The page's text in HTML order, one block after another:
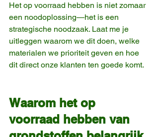
Het op voorraad hebben is niet zomaar
een noodoplossing—het is een
strategische noodzaak. Laat me je
uitleggen waarom we dit doen, welke
materialen we prioriteit geven en hoe
dit direct onze klanten ten goede komt.
Waarom het op
voorraad hebben van